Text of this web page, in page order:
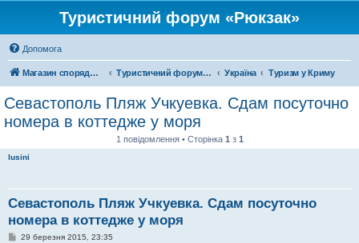
Туристичний форум «Рюкзак»
Допомога
Магазин спорядження Туристичний форум «Рюкзак» Україна Туризм у Криму
Севастополь Пляж Учкуевка. Сдам посуточно
номера в коттедже у моря
1 повідомлення • Сторінка 1 з 1
lusini
Севастополь Пляж Учкуевка. Сдам посуточно
номера в коттедже у моря
П29 березня 2015, 23:35